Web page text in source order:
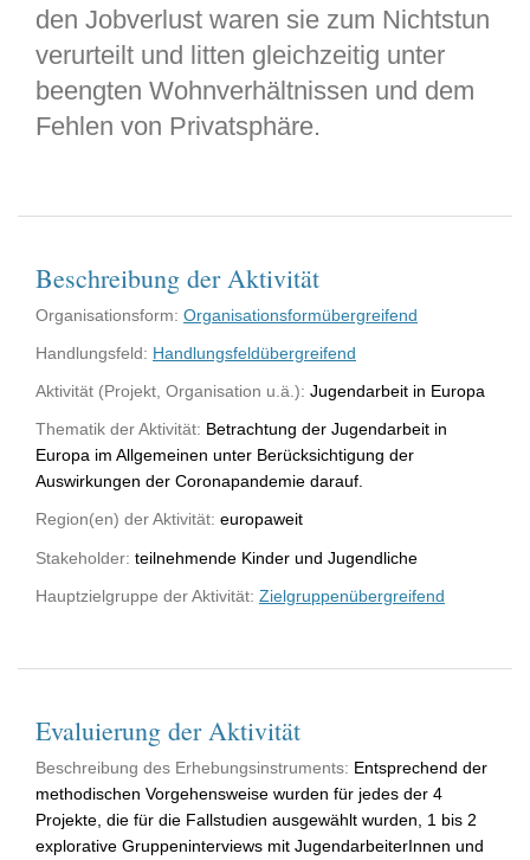
den Jobverlust waren sie zum Nichtstun
verurteilt und litten gleichzeitig unter
beengten Wohnverhältnissen und dem
Fehlen von Privatsphäre.
Beschreibung der Aktivität
Organisationsform: Organisationsformübergreifend
Handlungsfeld: Handlungsfeldübergreifend
Aktivität (Projekt, Organisation u.ä.): Jugendarbeit in Europa
Thematik der Aktivität: Betrachtung der Jugendarbeit in
Europa im Allgemeinen unter Berücksichtigung der
Auswirkungen der Coronapandemie darauf.
Region(en) der Aktivität: europaweit
Stakeholder: teilnehmende Kinder und Jugendliche
Hauptzielgruppe der Aktivität: Zielgruppenübergreifend
Evaluierung der Aktivität
Beschreibung des Erhebungsinstruments: Entsprechend der
methodischen Vorgehensweise wurden für jedes der 4
Projekte, die für die Fallstudien ausgewählt wurden, 1 bis 2
explorative Gruppeninterviews mit JugendarbeiterInnen und